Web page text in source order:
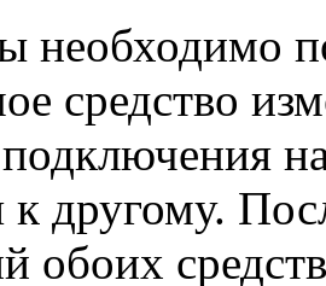
необходимо
средство
к другому.
обоих